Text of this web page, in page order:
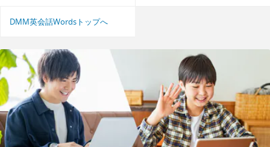
DMM英会話Wordsトップへ